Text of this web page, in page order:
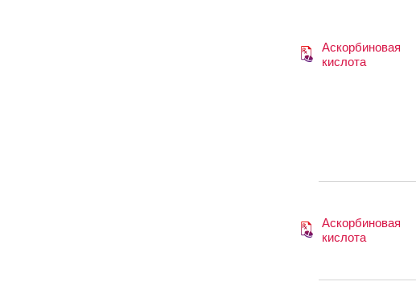
Аскорбиновая
кислота
Аскорбиновая
кислота